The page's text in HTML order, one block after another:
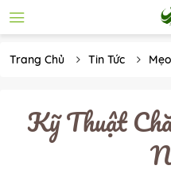
Trang Chủ Tin Tức
Kỹ Thuật